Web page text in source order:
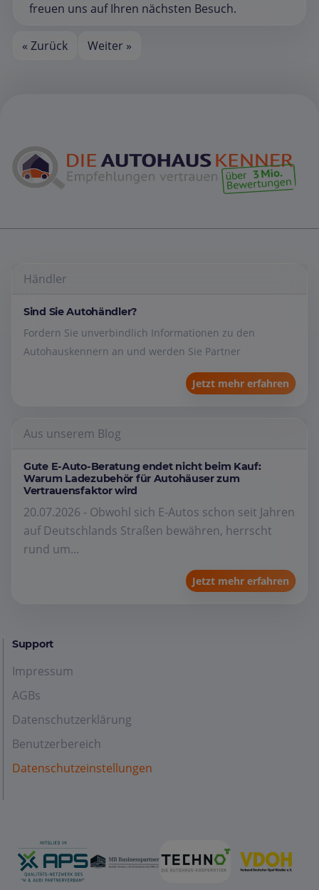
freuen uns auf Ihren nächsten Besuch.
« Zurück Weiter »
Händler
Sind Sie Autohändler?
Fordern Sie unverbindlich Informationen zu den
Autohauskennern an und werden Sie Partner
Jetzt mehr erfahren
Aus unserem Blog
Gute E-Auto-Beratung endet nicht beim Kauf:
Warum Ladezubehör für Autohäuser zum
Vertrauensfaktor wird
20.07.2026 - Obwohl sich E-Autos schon seit Jahren
auf Deutschlands Straßen bewähren, herrscht
rund um...
Jetzt mehr erfahren
Support
Impressum
AGBs
Datenschutzerklärung
Benutzerbereich
Datenschutzeinstellungen